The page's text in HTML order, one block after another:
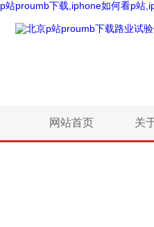
p站proumb下载,iphone如何看p站
网站首页 关